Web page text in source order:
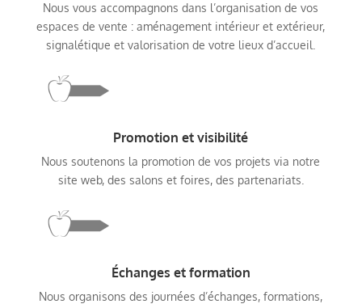
Nous vous accompagnons dans l’organisation de vos
espaces de vente : aménagement intérieur et extérieur,
signalétique et valorisation de votre lieux d’accueil.
Promotion et visibilité
Nous soutenons la promotion de vos projets via notre
site web, des salons et foires, des partenariats.
Échanges et formation
Nous organisons des journées d’échanges, formations,